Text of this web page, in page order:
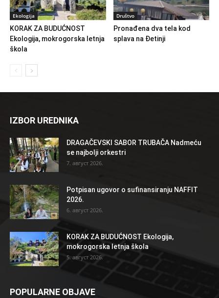
Ekologija
KORAK ZA BUDUĆNOST
Ekologija, mokrogorska letnja
škola
Društvo
Pronađena dva tela kod
splava na Đetinji
IZBOR UREDNIKA
DRAGAČEVSKI SABOR TRUBAČA Nadmeću
se najbolji orkestri
7. август 2026.
Potpisan ugovor o sufinansiranju NAFFIT
2026.
6. август 2026.
KORAK ZA BUDUĆNOST Ekologija,
mokrogorska letnja škola
5. август 2026.
POPULARNE OBJAVE